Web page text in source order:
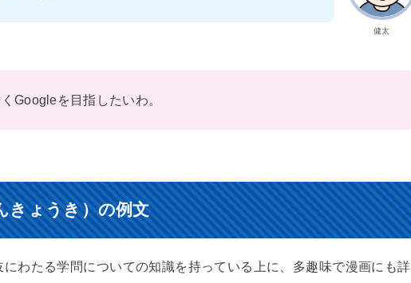
健太
Googleを目指したいわ。
きょうき）の例文
にわたる学問についての知識を持っている上に、多趣味で漫画にも詳